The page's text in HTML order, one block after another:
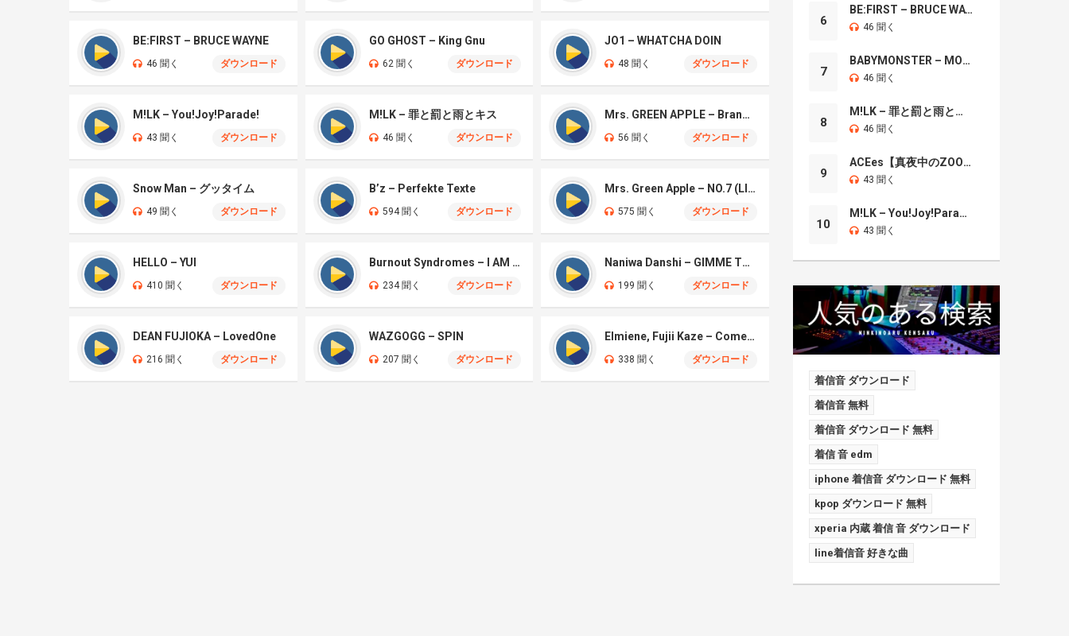
BE:FIRST – BRUCE WAYNE
46 聞く ダウンロード
GO GHOST – King Gnu
62 聞く ダウンロード
JO1 – WHATCHA DOIN
48 聞く ダウンロード
M!LK – You!Joy!Parade!
43 聞く ダウンロード
M!LK – 罪と罰と雨とキス
46 聞く ダウンロード
Mrs. GREEN APPLE – Brand New
56 聞く ダウンロード
Snow Man – グッタイム
49 聞く ダウンロード
B’z – Perfekte Texte
594 聞く ダウンロード
Mrs. Green Apple – NO.7 (LIVE)
575 聞く ダウンロード
HELLO – YUI
410 聞く ダウンロード
Burnout Syndromes – I AM A HERO
234 聞く ダウンロード
Naniwa Danshi – GIMME THE DAY
199 聞く ダウンロード
DEAN FUJIOKA – LovedOne
216 聞く ダウンロード
WAZGOGG – SPIN
207 聞く ダウンロード
Elmiene, Fujii Kaze – Comets Gold
338 聞く ダウンロード
6
BE:FIRST – BRUCE WAYNE
46 聞く
7
BABYMONSTER – MOON
46 聞く
8
M!LK – 罪と罰と雨とキス
46 聞く
9
ACEes【真夜中のZOO】
43 聞く
10
M!LK – You!Joy!Parade!
43 聞く
着信音 ダウンロード
着信音 無料
着信音 ダウンロード 無料
着信 音 edm
iphone 着信音 ダウンロード 無料
kpop ダウンロード 無料
xperia 内蔵 着信 音 ダウンロード
line着信音 好きな曲